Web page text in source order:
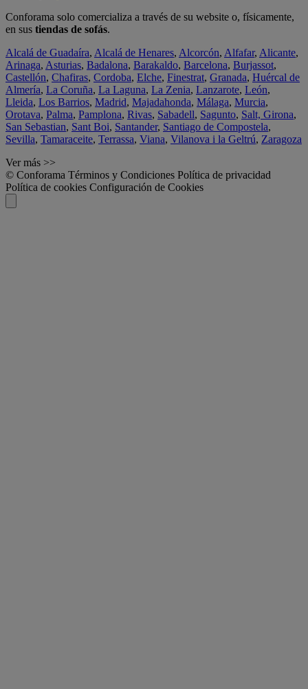
Conforama solo comercializa a través de su website o, físicamente,
en sus tiendas de sofás.
Alcalá de Guadaíra, Alcalá de Henares, Alcorcón, Alfafar, Alicante,
Arinaga, Asturias, Badalona, Barakaldo, Barcelona, Burjassot,
Castellón, Chafiras, Cordoba, Elche, Finestrat, Granada, Huércal de
Almería, La Coruña, La Laguna, La Zenia, Lanzarote, León,
Lleida, Los Barrios, Madrid, Majadahonda, Málaga, Murcia,
Orotava, Palma, Pamplona, Rivas, Sabadell, Sagunto, Salt, Girona,
San Sebastian, Sant Boi, Santander, Santiago de Compostela,
Sevilla, Tamaraceite, Terrassa, Viana, Vilanova i la Geltrú, Zaragoza
Ver más >>
© Conforama Términos y Condiciones Política de privacidad
Política de cookies Configuración de Cookies